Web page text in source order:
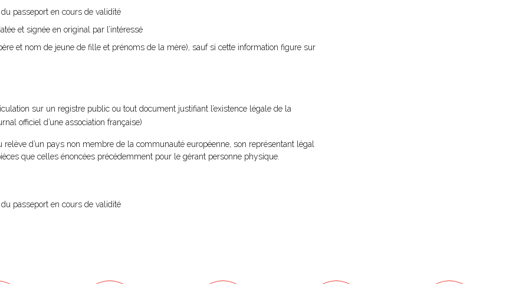
passeport en cours de validité
et signée en original par l’intéressé
et nom de jeune de fille et prénoms de la mère), sauf si cette information figure sur
sur un registre public ou tout document justifiant l’existence légale de la
officiel d’une association française)
d’un pays non membre de la communauté européenne, son représentant légal
que celles énoncées précédemment pour le gérant personne physique.
passeport en cours de validité